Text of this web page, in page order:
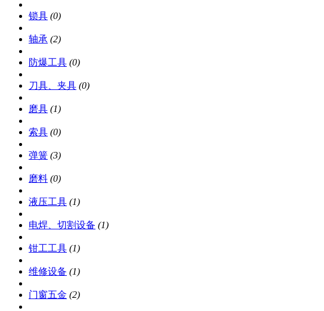
锁具 (0)
轴承 (2)
防爆工具 (0)
刀具、夹具 (0)
磨具 (1)
索具 (0)
弹簧 (3)
磨料 (0)
液压工具 (1)
电焊、切割设备 (1)
钳工工具 (1)
维修设备 (1)
门窗五金 (2)